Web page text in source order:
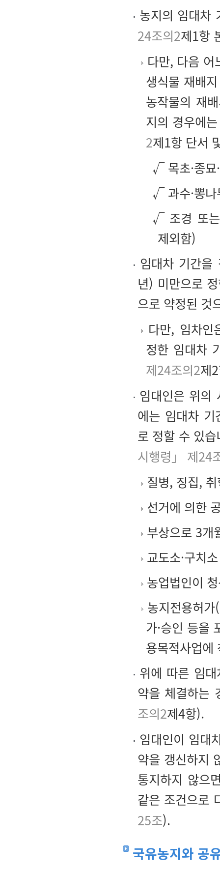
농지의 임대차
24조의2제1항
다만, 다음 어
생식물 재배
농작물의 재
지의 경우에
2제1항 단서
√ 목초·종묘
√ 과수·뽕나
√ 조경 또는
제외함)
임대차 기간
년) 미만으로
으로 약정된 것
다만, 임차인
정한 임대차
제24조의2제
임대인은 위의
에는 임대차
로 정할 수 있
시행령」 제24
질병, 징집,
선거에 의한
부상으로 3개
교도소·구치
농업법인이
농지전용허
가·승인 등을
용목적사업에
위에 따른 임
약을 체결하는
조의2제4항).
임대인이 임대
약을 갱신하지
통지하지 않으
같은 조건으로
25조).
국유농지와 공